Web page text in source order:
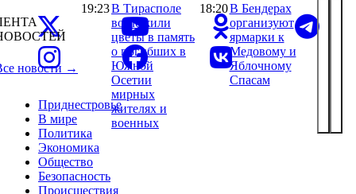
Приднестровье
В мире
Политика
Экономика
Общество
Безопасность
Происшествия
новости →
19:23В Тирасполе
возложили
цветы в память
о погибших в
Южной
Осетии
мирных
жителях и
военных
18:20В Бендерах
организуют
ярмарки к
Медовому и
Яблочному
Спасам